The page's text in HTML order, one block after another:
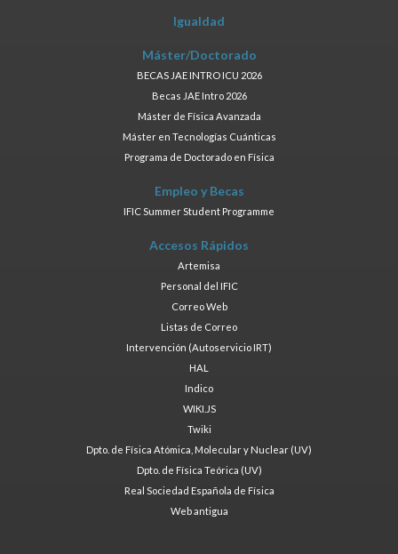
Igualdad
Máster/Doctorado
BECAS JAE INTRO ICU 2026
Becas JAE Intro 2026
Máster de Física Avanzada
Máster en Tecnologías Cuánticas
Programa de Doctorado en Física
Empleo y Becas
IFIC Summer Student Programme
Accesos Rápidos
Artemisa
Personal del IFIC
Correo Web
Listas de Correo
Intervención (Autoservicio IRT)
HAL
Indico
WIKI.JS
Twiki
Dpto. de Física Atómica, Molecular y Nuclear (UV)
Dpto. de Física Teórica (UV)
Real Sociedad Española de Física
Web antigua